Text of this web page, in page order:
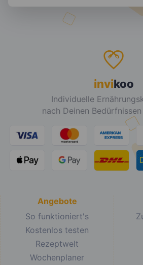
invikoo
Individuelle
nach Deinen
Angebote
So funktioniert's
Kostenlos testen
Rezeptwelt
Wochenplaner